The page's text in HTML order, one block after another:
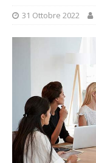
31 Ottobre 2022